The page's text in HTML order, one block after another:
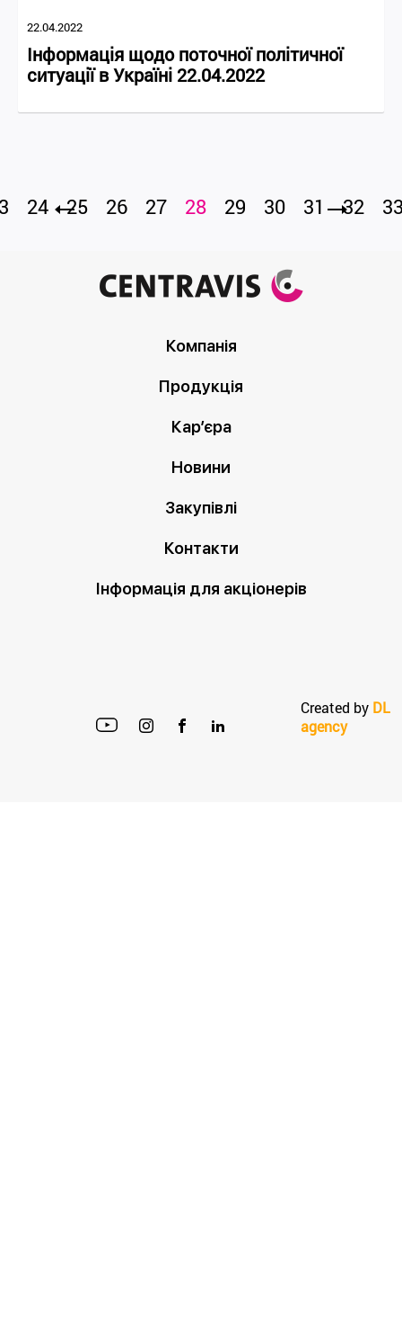
22.04.2022
Інформація щодо поточної політичної
ситуації в Україні 22.04.2022
24 25 26 27 28 29 30 31 32
Created by DL
agency
Компанія
Продукція
Кар’єра
Новини
Закупівлі
Контакти
Інформація для акціонерів